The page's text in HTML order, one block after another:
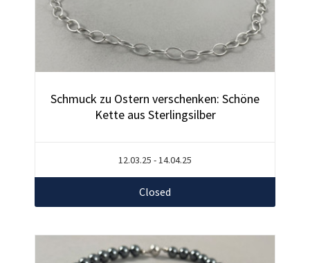
Schmuck zu Ostern verschenken: Schöne
Kette aus Sterlingsilber
12.03.25 - 14.04.25
Closed